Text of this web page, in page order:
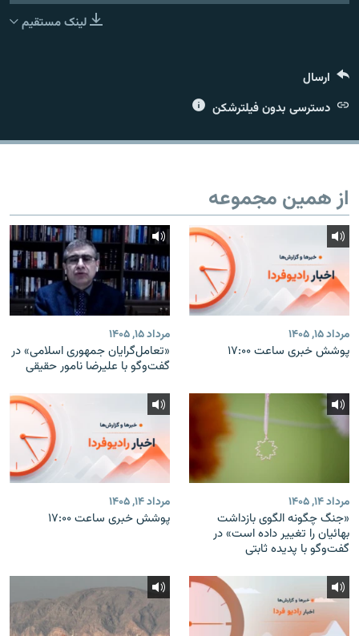
لینک مستقیم
ارسال
دسترسی بدون فیلترشکن
از همین مجموعه
مرداد ۱۵, ۱۴۰۵
پوشش خبری ساعت ۱۷:۰۰
مرداد ۱۵, ۱۴۰۵
«تعامل‌گرایان جمهوری اسلامی» در
گفت‌وگو با علیرضا نامور حقیقی
مرداد ۱۴, ۱۴۰۵
«جنگ چگونه الگوی بازداشت
بهائیان را تغییر داده است» در
گفت‌وگو با پدیده ثابتی
مرداد ۱۴, ۱۴۰۵
پوشش خبری ساعت ۱۷:۰۰